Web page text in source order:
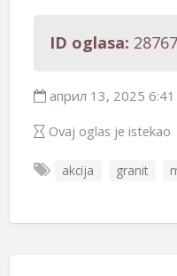
ID oglasa:
април 13, 2025
Ovaj oglas je istekao
akcija granit